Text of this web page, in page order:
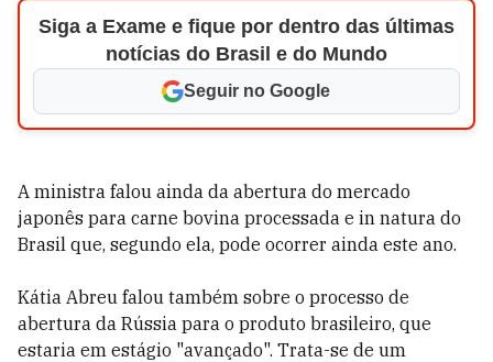
Siga a Exame e fique por dentro das últimas
notícias do Brasil e do Mundo
Seguir no Google
A ministra falou ainda da abertura do mercado
japonês para carne bovina processada e in natura do
Brasil que, segundo ela, pode ocorrer ainda este ano.
Kátia Abreu falou também sobre o processo de
abertura da Rússia para o produto brasileiro, que
estaria em estágio "avançado". Trata-se de um